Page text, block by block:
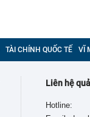
TÀI CHÍNH QUỐC TẾ VĨ
Liên hệ
Hotline: